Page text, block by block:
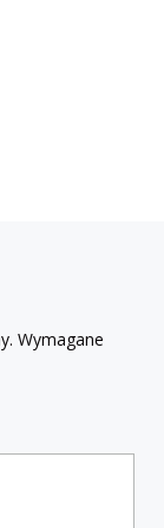
Wymagane